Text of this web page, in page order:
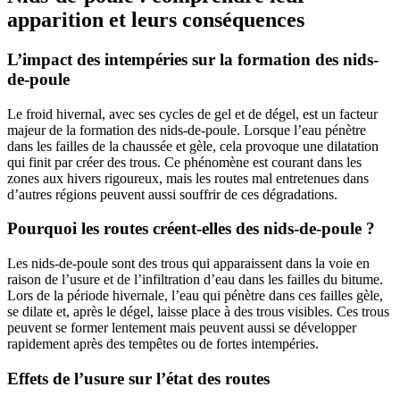
apparition et leurs conséquences
L’impact des intempéries sur la formation des nids-
de-poule
Le froid hivernal, avec ses cycles de gel et de dégel, est un facteur
majeur de la formation des nids-de-poule. Lorsque l’eau pénètre
dans les failles de la chaussée et gèle, cela provoque une dilatation
qui finit par créer des trous. Ce phénomène est courant dans les
zones aux hivers rigoureux, mais les routes mal entretenues dans
d’autres régions peuvent aussi souffrir de ces dégradations.
Pourquoi les routes créent-elles des nids-de-poule ?
Les nids-de-poule sont des trous qui apparaissent dans la voie en
raison de l’usure et de l’infiltration d’eau dans les failles du bitume.
Lors de la période hivernale, l’eau qui pénètre dans ces failles gèle,
se dilate et, après le dégel, laisse place à des trous visibles. Ces trous
peuvent se former lentement mais peuvent aussi se développer
rapidement après des tempêtes ou de fortes intempéries.
Effets de l’usure sur l’état des routes